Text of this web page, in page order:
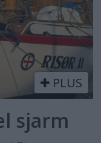
PLUS
sjarm